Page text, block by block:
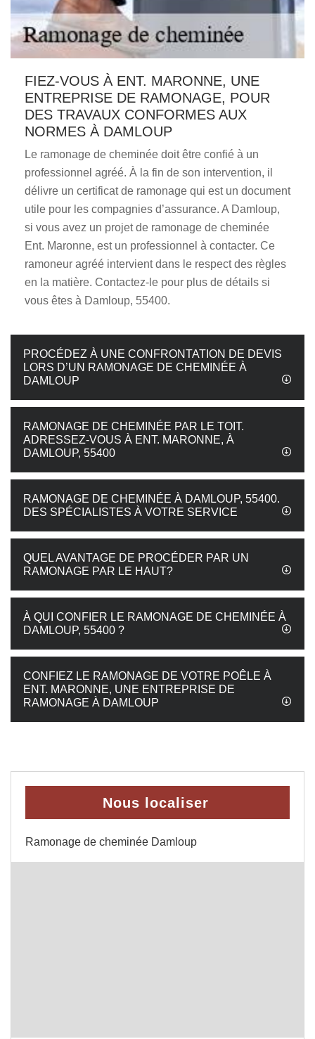
FIEZ-VOUS À ENT. MARONNE, UNE
ENTREPRISE DE RAMONAGE, POUR
DES TRAVAUX CONFORMES AUX
NORMES À DAMLOUP
Le ramonage de cheminée doit être confié à un
professionnel agréé. À la fin de son intervention, il
délivre un certificat de ramonage qui est un document
utile pour les compagnies d’assurance. A Damloup,
si vous avez un projet de ramonage de cheminée
Ent. Maronne, est un professionnel à contacter. Ce
ramoneur agréé intervient dans le respect des règles
en la matière. Contactez-le pour plus de détails si
vous êtes à Damloup, 55400.
PROCÉDEZ À UNE CONFRONTATION DE DEVIS
LORS D’UN RAMONAGE DE CHEMINÉE À
DAMLOUP
RAMONAGE DE CHEMINÉE PAR LE TOIT.
ADRESSEZ-VOUS À ENT. MARONNE, À
DAMLOUP, 55400
RAMONAGE DE CHEMINÉE À DAMLOUP, 55400.
DES SPÉCIALISTES À VOTRE SERVICE
QUEL AVANTAGE DE PROCÉDER PAR UN
RAMONAGE PAR LE HAUT?
À QUI CONFIER LE RAMONAGE DE CHEMINÉE À
DAMLOUP, 55400 ?
CONFIEZ LE RAMONAGE DE VOTRE POÊLE À
ENT. MARONNE, UNE ENTREPRISE DE
RAMONAGE À DAMLOUP
Nous localiser
Ramonage de cheminée Damloup